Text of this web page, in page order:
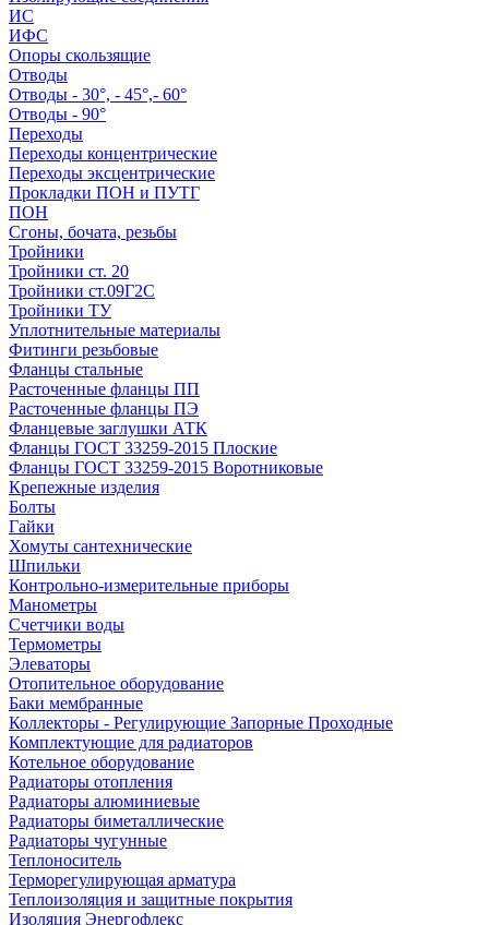
ИС
ИФС
Опоры скользящие
Отводы
Отводы - 30°, - 45°,- 60°
Отводы - 90°
Переходы
Переходы концентрические
Переходы эксцентрические
Прокладки ПОН и ПУТГ
ПОН
Сгоны, бочата, резьбы
Тройники
Тройники ст. 20
Тройники ст.09Г2С
Тройники ТУ
Уплотнительные материалы
Фитинги резьбовые
Фланцы стальные
Расточенные фланцы ПП
Расточенные фланцы ПЭ
Фланцевые заглушки АТК
Фланцы ГОСТ 33259-2015 Плоские
Фланцы ГОСТ 33259-2015 Воротниковые
Крепежные изделия
Болты
Гайки
Хомуты сантехнические
Шпильки
Контрольно-измерительные приборы
Манометры
Счетчики воды
Термометры
Элеваторы
Отопительное оборудование
Баки мембранные
Коллекторы - Регулирующие Запорные Проходные
Комплектующие для радиаторов
Котельное оборудование
Радиаторы отопления
Радиаторы алюминиевые
Радиаторы биметаллические
Радиаторы чугунные
Теплоноситель
Терморегулирующая арматура
Теплоизоляция и защитные покрытия
Изоляция Энергофлекс